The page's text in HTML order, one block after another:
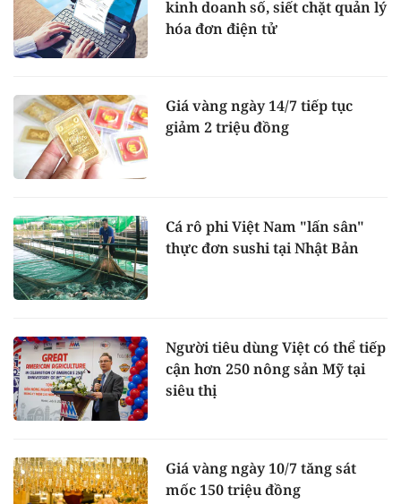
kinh doanh số, siết chặt quản lý
hóa đơn điện tử
Giá vàng ngày 14/7 tiếp tục
giảm 2 triệu đồng
Cá rô phi Việt Nam "lấn sân"
thực đơn sushi tại Nhật Bản
Người tiêu dùng Việt có thể tiếp
cận hơn 250 nông sản Mỹ tại
siêu thị
Giá vàng ngày 10/7 tăng sát
mốc 150 triệu đồng